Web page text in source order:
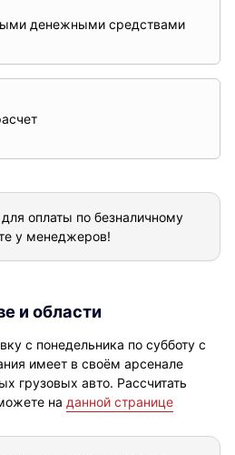
денежными средствами
оплаты по безналичному
у менеджеров!
и области
с понедельника по субботу с
имеет в своём арсенале
грузовых авто. Рассчитать
на данной странице